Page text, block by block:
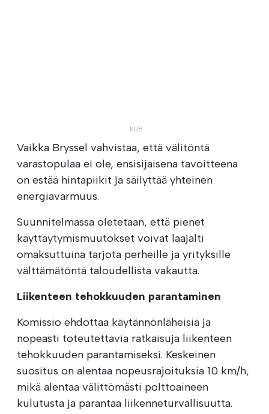
Vaikka Bryssel vahvistaa, että välitöntä
varastopulaa ei ole, ensisijaisena tavoitteena
on estää hintapiikit ja säilyttää yhteinen
energiavarmuus.
Suunnitelmassa oletetaan, että pienet
käyttäytymismuutokset voivat laajalti
omaksuttuina tarjota perheille ja yrityksille
välttämätöntä taloudellista vakautta.
Liikenteen tehokkuuden parantaminen
Komissio ehdottaa käytännönläheisiä ja
nopeasti toteutettavia ratkaisuja liikenteen
tehokkuuden parantamiseksi. Keskeinen
suositus on alentaa nopeusrajoituksia 10 km/h,
mikä alentaa välittömästi polttoaineen
kulutusta ja parantaa liikenneturvallisuutta.